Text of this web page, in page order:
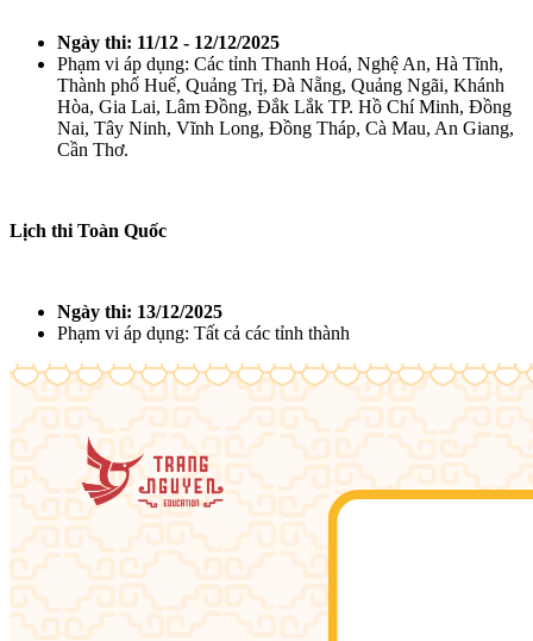
Ngày thi: 11/12 - 12/12/2025
Phạm vi áp dụng: Các tỉnh Thanh Hoá, Nghệ An, Hà Tĩnh,
Thành phố Huế, Quảng Trị, Đà Nẵng, Quảng Ngãi, Khánh
Hòa, Gia Lai, Lâm Đồng, Đắk Lắk TP. Hồ Chí Minh, Đồng
Nai, Tây Ninh, Vĩnh Long, Đồng Tháp, Cà Mau, An Giang,
Cần Thơ.
Lịch thi Toàn Quốc
Ngày thi: 13/12/2025
Phạm vi áp dụng: Tất cả các tỉnh thành